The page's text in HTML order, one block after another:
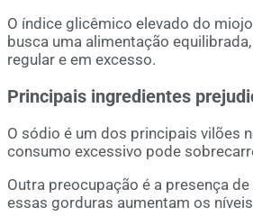
O índice glicêmico elevado do
busca uma alimentação
regular e em excesso.
Principais ingredientes
O sódio é um dos principais vilões
consumo excessivo pode
Outra preocupação é a presença
essas gorduras aumentam os